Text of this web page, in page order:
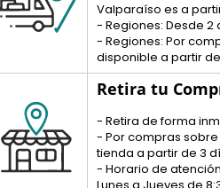
Valparaíso es a
- Regiones: Desde 2
- Regiones: Por
disponible a partir
Retira tu
- Retira de forma
- Por compras
tienda a partir de 3
- Horario de